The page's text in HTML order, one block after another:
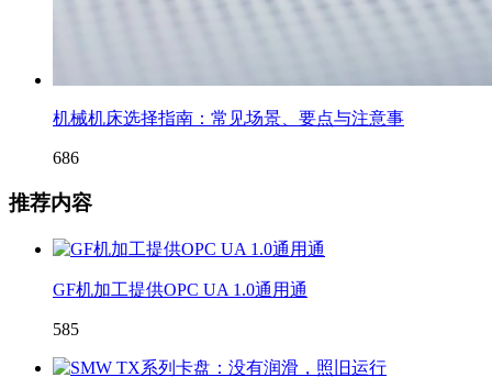
机械机床选择指南：常见场景、要点与注意事
686
推荐内容
GF机加工提供OPC UA 1.0通用通
585